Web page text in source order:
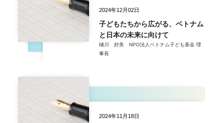
2024年12月02日
子どもたちから広がる、ベトナム
と日本の未来に向けて
樋川 好美 NPO法人ベトナム子ども基金 理
事長
2024年11月18日